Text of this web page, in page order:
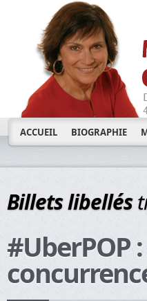
ACCUEIL BIOGRAPHIE
Billets libellés
#UberPOP